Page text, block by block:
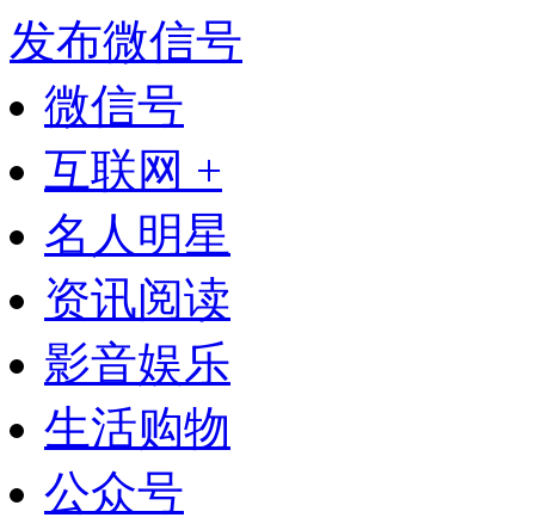
发布微信号
微信号
互联网 +
名人明星
资讯阅读
影音娱乐
生活购物
公众号